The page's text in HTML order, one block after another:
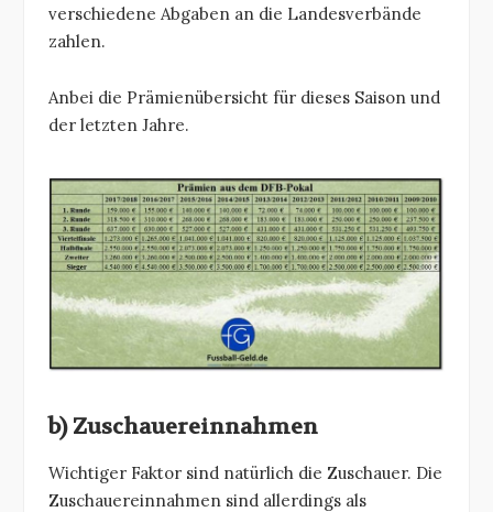
verschiedene Abgaben an die Landesverbände
zahlen.
Anbei die Prämienübersicht für dieses Saison und
der letzten Jahre.
b) Zuschauereinnahmen
Wichtiger Faktor sind natürlich die Zuschauer. Die
Zuschauereinnahmen sind allerdings als